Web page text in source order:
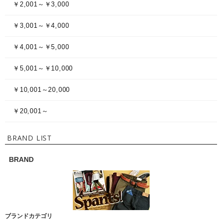
￥2,001～￥3,000
￥3,001～￥4,000
￥4,001～￥5,000
￥5,001～￥10,000
￥10,001～20,000
￥20,001～
BRAND LIST
BRAND
ブランドカテゴリ